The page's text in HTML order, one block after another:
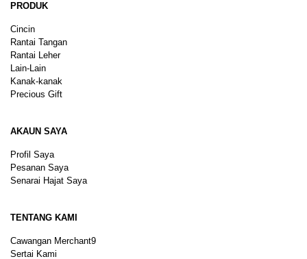
PRODUK
Cincin
Rantai Tangan
Rantai Leher
Lain-Lain
Kanak-kanak
Precious Gift
AKAUN SAYA
Profil Saya
Pesanan Saya
Senarai Hajat Saya
TENTANG KAMI
Cawangan Merchant9
Sertai Kami